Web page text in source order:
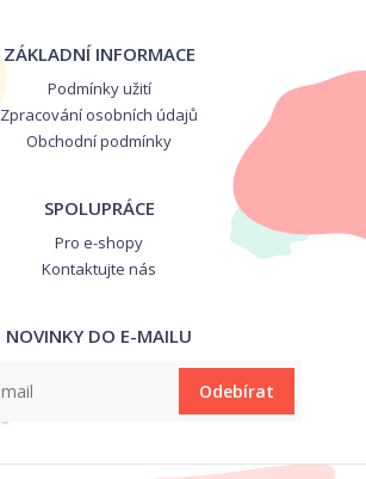
ZÁKLADNÍ INFORMACE
Podmínky užití
Zpracování osobních údajů
Obchodní podmínky
SPOLUPRÁCE
Pro e-shopy
Kontaktujte nás
NOVINKY DO E-MAILU
Odebírat